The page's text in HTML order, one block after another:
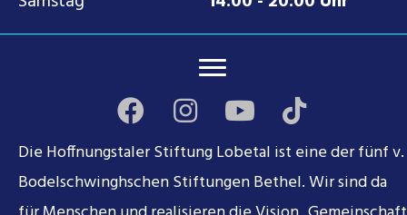
Die Hoffnungstaler Stiftung Lobetal ist eine der fünf v.
Bodelschwinghschen Stiftungen Bethel. Wir sind da